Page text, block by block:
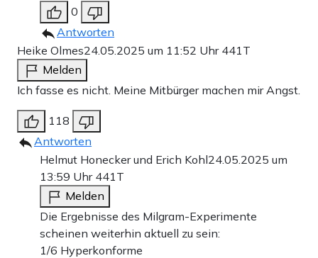
0
Antworten
Heike Olmes24.05.2025 um 11:52 Uhr 441T
Melden
Ich fasse es nicht. Meine Mitbürger machen mir Angst.
118
Antworten
Helmut Honecker und Erich Kohl24.05.2025 um
13:59 Uhr 441T
Melden
Die Ergebnisse des Milgram-Experimente
scheinen weiterhin aktuell zu sein:
1/6 Hyperkonforme